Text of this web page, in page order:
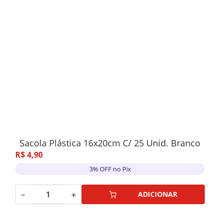
Sacola Plástica 16x20cm C/ 25 Unid. Branco
R$4,90
3% OFF no Pix
－ ＋ ADICIONAR